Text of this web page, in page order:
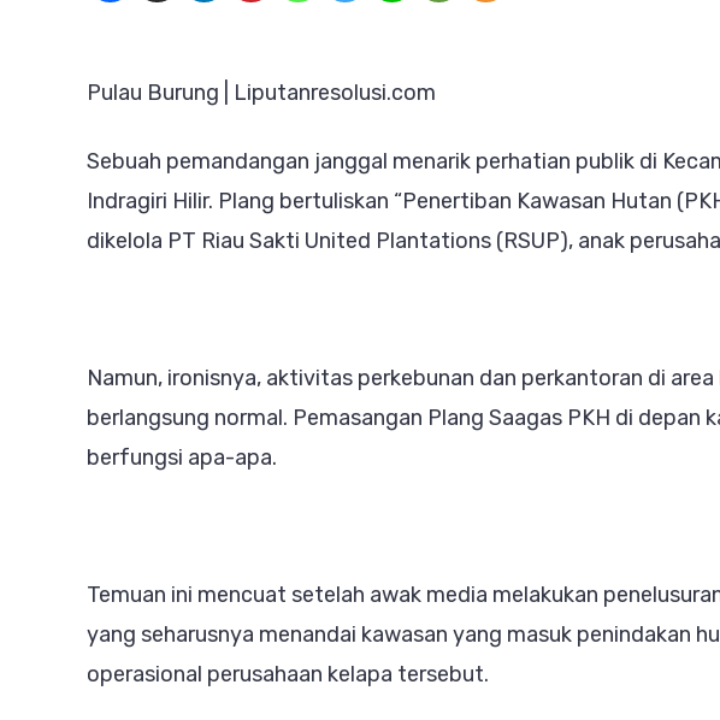
Burung:
Aktivitas
Tetap
Pulau Burung | Liputanresolusi.com
Sebuah pemandangan janggal menarik perhatian publik di
Indragiri Hilir. Plang bertuliskan “Penertiban Kawasan Hutan
dikelola PT Riau Sakti United Plantations (RSUP), anak
Namun, ironisnya, aktivitas perkebunan dan perkantoran di
berlangsung normal. Pemasangan Plang Saagas PKH di depan
berfungsi apa-apa.
Temuan ini mencuat setelah awak media melakukan
yang seharusnya menandai kawasan yang masuk penindakan
operasional perusahaan kelapa tersebut.